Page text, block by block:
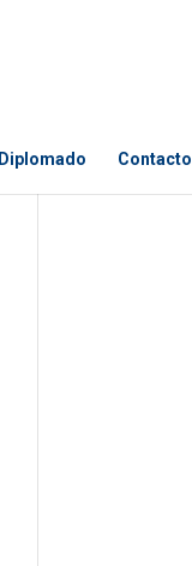
Diplomado Contacto